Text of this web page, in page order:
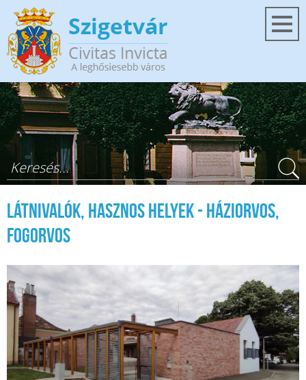
Ugrás a tartalomra
Keresés űrlap
Látnivalók, hasznos helyek - Háziorvos,
fogorvos